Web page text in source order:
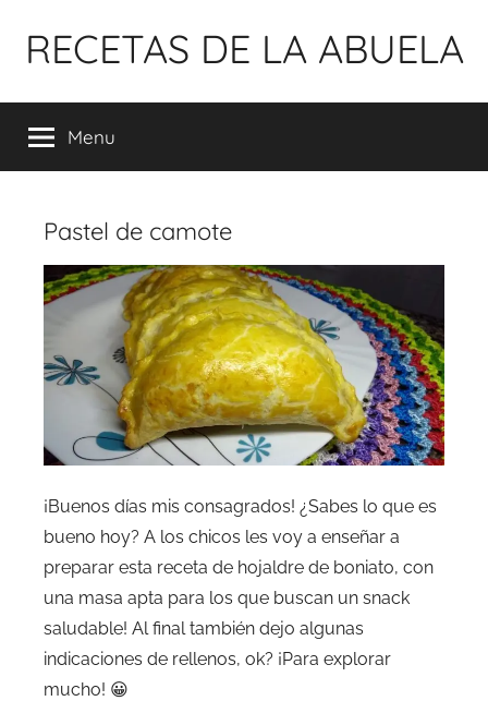
para
conteúdo
RECETAS DE LA ABUELA
Menu
Pastel de camote
¡Buenos días mis consagrados! ¿Sabes lo que es
bueno hoy? A los chicos les voy a enseñar a
preparar esta receta de hojaldre de boniato, con
una masa apta para los que buscan un snack
saludable! Al final también dejo algunas
indicaciones de rellenos, ok? ¡Para explorar
mucho! 😀